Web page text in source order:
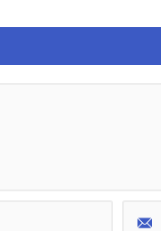
patates-soğan saklama
basitmiş...